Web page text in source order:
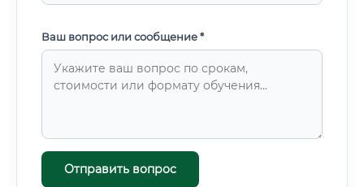
Ваш вопрос или сообщение *
Отправить вопрос